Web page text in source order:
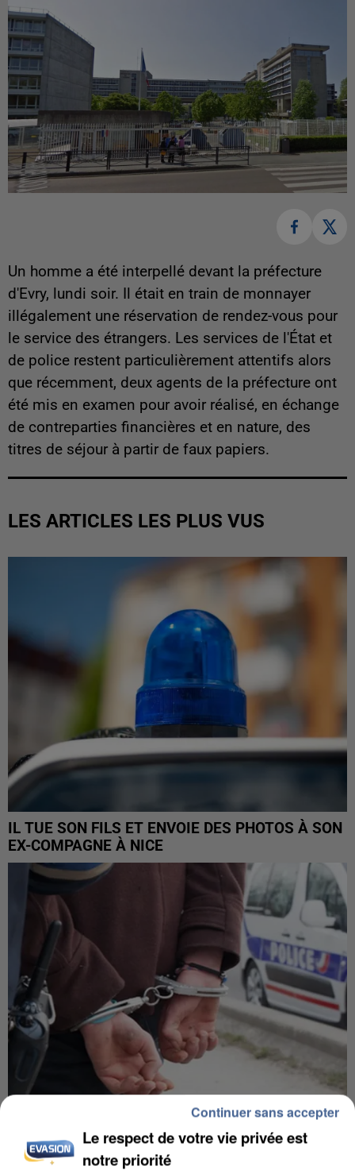
Un homme a été interpellé devant la préfecture
d'Evry, lundi soir. Il était en train de monnayer
illégalement une réservation de rendez-vous pour
le service des étrangers. Les services de l'État et
de police restent particulièrement attentifs alors
que récemment, deux agents de la préfecture ont
été mis en examen pour avoir réalisé, en échange
de contreparties financières et en nature, des
titres de séjour à partir de faux papiers.
LES ARTICLES LES PLUS VUS
IL TUE SON FILS ET ENVOIE DES PHOTOS À SON
EX-COMPAGNE À NICE
L’UN DES FONDATEURS SUPPOSÉS DE LA DZ
MAFIA INTERPELLÉ EN ALGÉRIE
Le respect de votre vie privée est
notre priorité
Continuer sans accepter